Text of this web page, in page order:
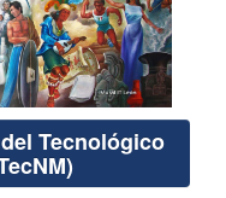
Tecnológico